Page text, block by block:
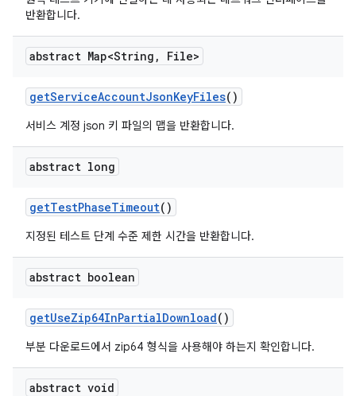
반환합니다.
abstract Map<String , File>
getServiceAccountJsonKeyFiles()
서비스 계정 json 키 파일의 맵을 반환합니다.
abstract long
getTestPhaseTimeout()
지정된 테스트 단계 수준 제한 시간을 반환합니다.
abstract boolean
getUseZip64InPartialDownload()
부분 다운로드에서 zip64 형식을 사용해야 하는지 확인합니다.
abstract void